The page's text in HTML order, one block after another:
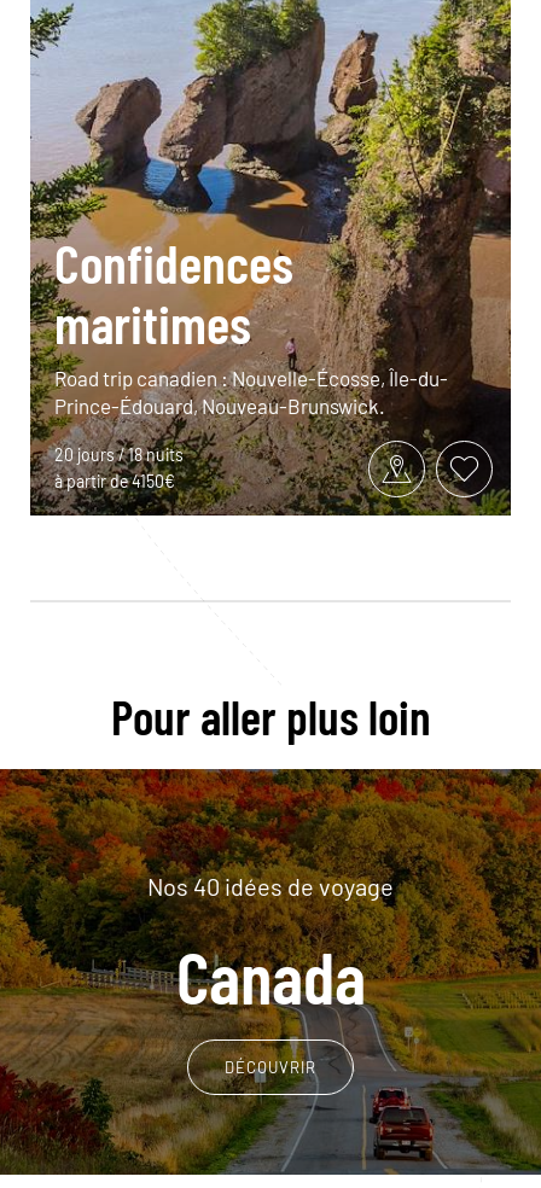
Confidences
maritimes
Road trip canadien : Nouvelle-Écosse, Île-du-
Prince-Édouard, Nouveau-Brunswick.
20 jours / 18 nuits
à partir de 4150€
Pour aller plus loin
Nos 40 idées de voyage
Canada
DÉCOUVRIR